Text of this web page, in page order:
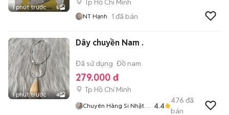
1 phút trước 5
Tp Hồ Chí Minh
NT Hạnh 1 đã bán
1 phút trước 4
Dây chuyền Nam .
Đã sử dụng Đồ nam
279.000 đ
Tp Hồ Chí Minh
Chuyên Hàng Si Nhật
4.4
476 đã
bán